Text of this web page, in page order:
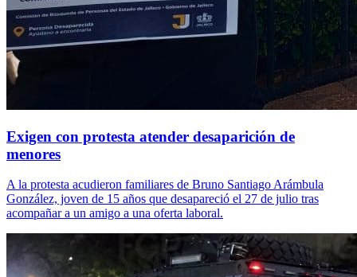
Exigen con protesta atender desaparición de
menores
A la protesta acudieron familiares de Bruno Santiago Arámbula
González, joven de 15 años que desapareció el 27 de julio tras
acompañar a un amigo a una oferta laboral.